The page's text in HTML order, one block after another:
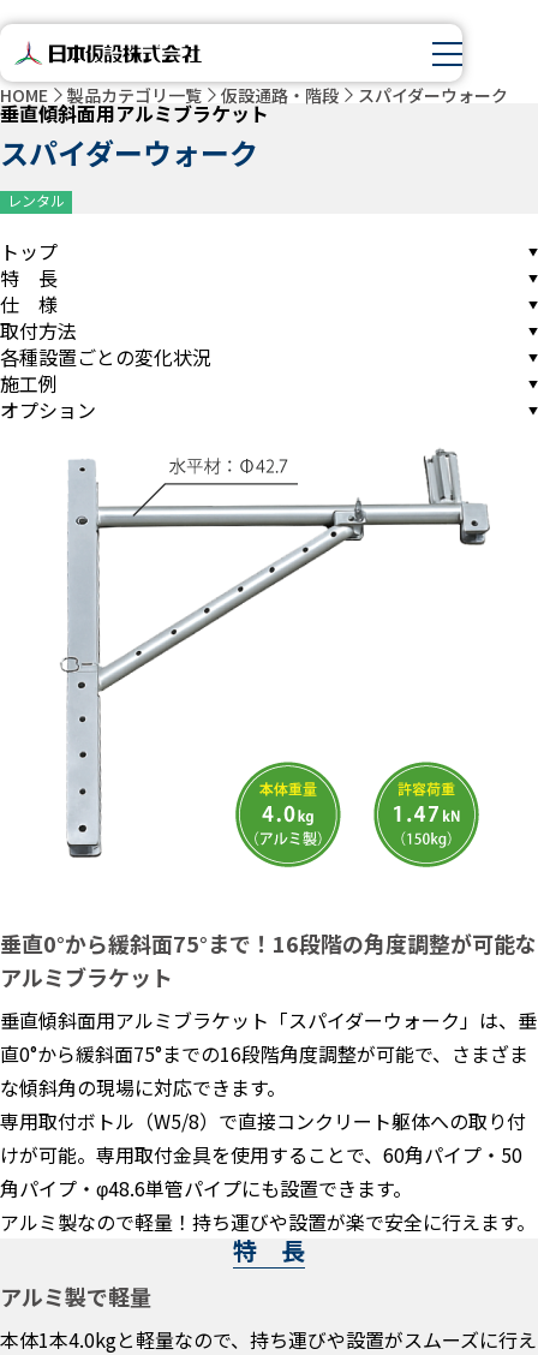
HOME 製品カテゴリ一覧 仮設通路・階段 スパイダーウォーク
垂直傾斜面用アルミブラケット
スパイダーウォーク
レンタル
トップ
特 長
仕 様
取付方法
各種設置ごとの変化状況
施工例
オプション
垂直0°から緩斜面75°まで！16段階の角度調整が可能な
アルミブラケット
垂直傾斜面用アルミブラケット「スパイダーウォーク」は、垂
直0°から緩斜面75°までの16段階角度調整が可能で、さまざま
な傾斜角の現場に対応できます。
専用取付ボトル（W5/8）で直接コンクリート躯体への取り付
けが可能。専用取付金具を使用することで、60角パイプ・50
角パイプ・φ48.6単管パイプにも設置できます。
アルミ製なので軽量！持ち運びや設置が楽で安全に行えます。
特 長
アルミ製で軽量
本体1本4.0kgと軽量なので、持ち運びや設置がスムーズに行え